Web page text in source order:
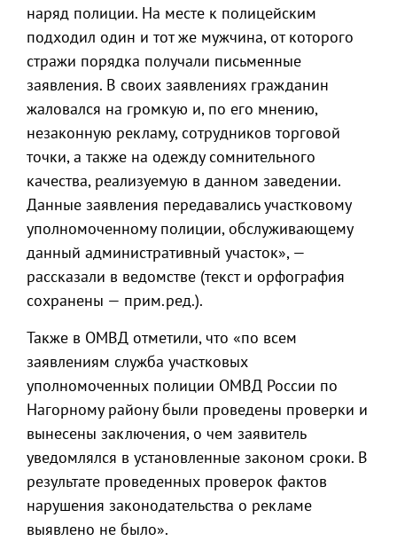
наряд полиции. На месте к полицейским
подходил один и тот же мужчина, от которого
стражи порядка получали письменные
заявления. В своих заявлениях гражданин
жаловался на громкую и, по его мнению,
незаконную рекламу, сотрудников торговой
точки, а также на одежду сомнительного
качества, реализуемую в данном заведении.
Данные заявления передавались участковому
уполномоченному полиции, обслуживающему
данный административный участок», —
рассказали в ведомстве (текст и орфография
сохранены — прим.ред.).
Также в ОМВД отметили, что «по всем
заявлениям служба участковых
уполномоченных полиции ОМВД России по
Нагорному району были проведены проверки и
вынесены заключения, о чем заявитель
уведомлялся в установленные законом сроки. В
результате проведенных проверок фактов
нарушения законодательства о рекламе
выявлено не было».